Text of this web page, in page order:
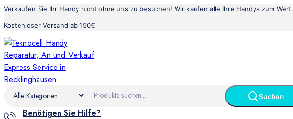
Verkaufen Sie Ihr Handy nicht ohne uns zu besuchen! Wir kaufen alle Ihre Handys zum Wert.
Kostenloser Versand ab 150€
Suchen
Benötigen Sie Hilfe?